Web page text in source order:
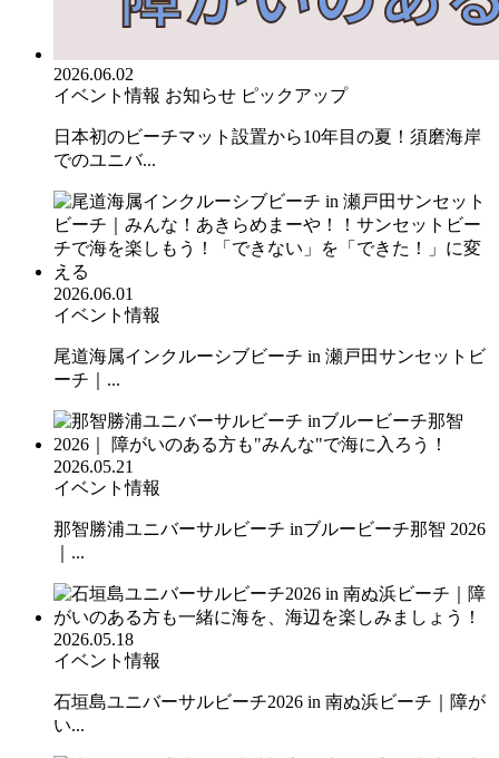
2026.06.02
イベント情報 お知らせ ピックアップ
日本初のビーチマット設置から10年目の夏！須磨海岸
でのユニバ...
2026.06.01
イベント情報
尾道海属インクルーシブビーチ in 瀬戸田サンセットビ
ーチ｜...
2026.05.21
イベント情報
那智勝浦ユニバーサルビーチ inブルービーチ那智 2026
｜...
2026.05.18
イベント情報
石垣島ユニバーサルビーチ2026 in 南ぬ浜ビーチ｜障が
い...